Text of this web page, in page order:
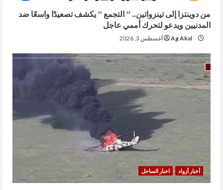
من دوينتزا إلى تينزواتين.. ” التجمع ” يكشف تصعيدًا واسعًا ضد
المدنيين ويدعو لتحرك أممي عاجل
Ag Akal أغسطس 3, 2026
أخبار أزواد اخبار الساحل